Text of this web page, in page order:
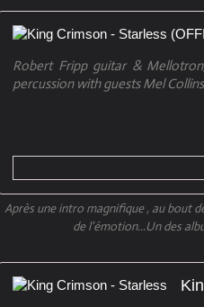
Robert Fripp guitar &
percussion with guests Mel
Après une intro magnifique , au bout
de l'émotion...Un des